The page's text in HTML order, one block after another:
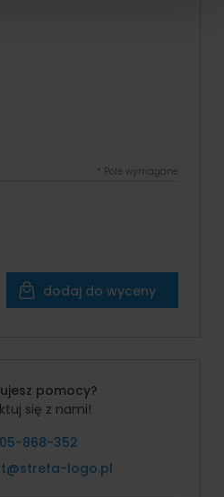
Pole wymagane
dodaj do wyceny
pomocy?
się z nami!
868-352
logo.pl